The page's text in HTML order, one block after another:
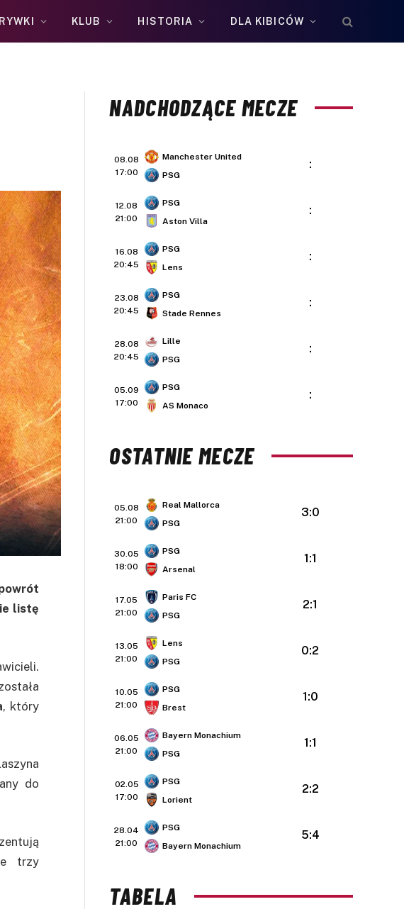
KLUB HISTORIA DLA KIBICÓW
listę
, który
do
trzy
NADCHODZĄCE MECZE
08.08
17:00
Manchester United
PSG
:
12.08
21:00
PSG
Aston Villa
:
16.08
20:45
PSG
Lens
:
23.08
20:45
PSG
Stade Rennes
:
28.08
20:45
Lille
PSG
:
05.09
17:00
PSG
AS Monaco
:
OSTATNIE MECZE
05.08
21:00
Real Mallorca
PSG
3:0
30.05
18:00
PSG
Arsenal
1:1
17.05
21:00
Paris FC
PSG
2:1
13.05
21:00
Lens
PSG
0:2
10.05
21:00
PSG
Brest
1:0
06.05
21:00
Bayern Monachium
PSG
1:1
02.05
17:00
PSG
Lorient
2:2
28.04
21:00
PSG
Bayern Monachium
5:4
TABELA